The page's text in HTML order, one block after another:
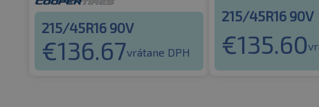
215/45R16 90V
€136.67vrátane DPH
215/45R16 90V
€135.60